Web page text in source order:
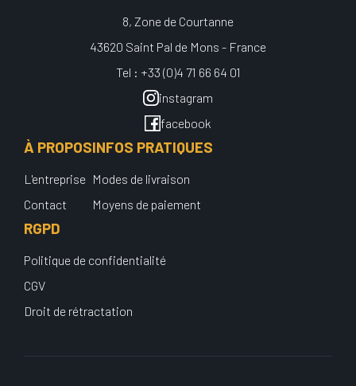
8, Zone de Courtanne
43620 Saint Pal de Mons - France
Tel : +33 (0)4 71 66 64 01
instagram
facebook
À PROPOS
L'entreprise
Contact
INFOS PRATIQUES
Modes de livraison
Moyens de paiement
RGPD
Politique de confidentialité
CGV
Droit de rétractation